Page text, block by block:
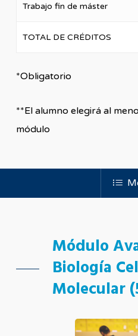
Trabajo fin de máster
TOTAL DE CRÉDITOS
*Obligatorio
**El alumno elegirá al
módulo
Módulo
Biología
Molecular